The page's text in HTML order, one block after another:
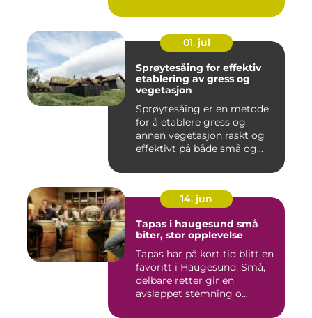
01. jul
Sprøytesåing for effektiv
etablering av gress og
vegetasjon
Sprøytesåing er en metode
for å etablere gress og
annen vegetasjon raskt og
effektivt på både små og...
14. jun
Tapas i haugesund små
biter, stor opplevelse
Tapas har på kort tid blitt en
favoritt i Haugesund. Små,
delbare retter gir en
avslappet stemning o...